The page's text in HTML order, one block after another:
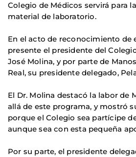
Colegio de Médicos servirá para
material de laboratorio.
En el acto de reconocimiento de
presente el presidente del
José Molina, y por parte de
Real, su presidente delegado,
El Dr. Molina destacó la labor de
allá de este programa, y mostró
porque el Colegio sea partícipe
aunque sea con esta pequeña
Por su parte, el presidente